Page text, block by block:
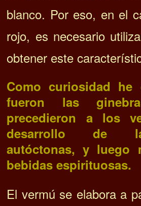
blanco. Por eso, en el
rojo, es necesario
obtener este
Como curiosidad
fueron las
precedieron a los
desarrollo de
autóctonas, y luego
bebidas espirituosas.
El vermú se elabora a